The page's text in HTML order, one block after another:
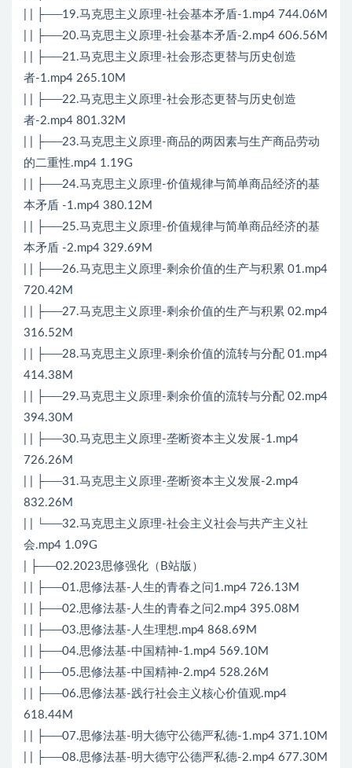
| | ├──19.马克思主义原理-社会基本矛盾-1.mp4 744.06M
| | ├──20.马克思主义原理-社会基本矛盾-2.mp4 606.56M
| | ├──21.马克思主义原理-社会形态更替与历史创造
者-1.mp4 265.10M
| | ├──22.马克思主义原理-社会形态更替与历史创造
者-2.mp4 801.32M
| | ├──23.马克思主义原理-商品的两因素与生产商品劳动
的二重性.mp4 1.19G
| | ├──24.马克思主义原理-价值规律与简单商品经济的基
本矛盾 -1.mp4 380.12M
| | ├──25.马克思主义原理-价值规律与简单商品经济的基
本矛盾 -2.mp4 329.69M
| | ├──26.马克思主义原理-剩余价值的生产与积累 01.mp4
720.42M
| | ├──27.马克思主义原理-剩余价值的生产与积累 02.mp4
316.52M
| | ├──28.马克思主义原理-剩余价值的流转与分配 01.mp4
414.38M
| | ├──29.马克思主义原理-剩余价值的流转与分配 02.mp4
394.30M
| | ├──30.马克思主义原理-垄断资本主义发展-1.mp4
726.26M
| | ├──31.马克思主义原理-垄断资本主义发展-2.mp4
832.26M
| | └──32.马克思主义原理-社会主义社会与共产主义社
会.mp4 1.09G
| ├──02.2023思修强化（B站版）
| | ├──01.思修法基-人生的青春之问1.mp4 726.13M
| | ├──02.思修法基-人生的青春之问2.mp4 395.08M
| | ├──03.思修法基-人生理想.mp4 868.69M
| | ├──04.思修法基-中国精神-1.mp4 569.10M
| | ├──05.思修法基-中国精神-2.mp4 528.26M
| | ├──06.思修法基-践行社会主义核心价值观.mp4
618.44M
| | ├──07.思修法基-明大德守公德严私德-1.mp4 371.10M
| | ├──08.思修法基-明大德守公德严私德-2.mp4 677.30M